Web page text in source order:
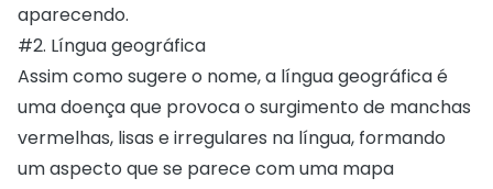
aparecendo.
#2. Língua geográfica
Assim como sugere o nome, a língua geográfica é
uma doença que provoca o surgimento de manchas
vermelhas, lisas e irregulares na língua, formando
um aspecto que se parece com uma mapa